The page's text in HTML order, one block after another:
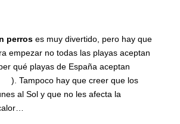
perroses muy divertido, pero hay que
empezar no todas las playas aceptan
qué playas de España aceptan
). Tampoco hay que creer que los
al Sol y que no les afecta la